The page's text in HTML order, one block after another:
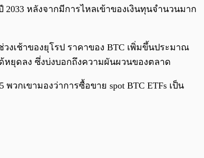
0:00 0:00
2033 หลังจากมีการไหลเข้าของเงินทุนจำนวนมาก
เช้าของยุโรป ราคาของ BTC เพิ่มขึ้นประมาณ
ด้หยุดลง ซึ่งบ่งบอกถึงความผันผวนของตลาด
วกเขามองว่าการซื้อขาย spot BTC ETFs เป็น